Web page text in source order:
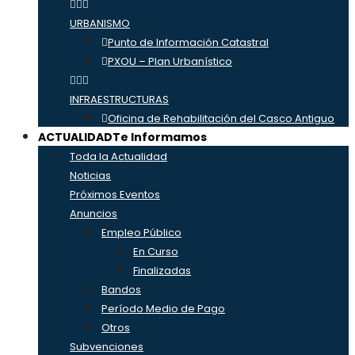
URBANISMO
Punto de Información Catastral
PXOU – Plan Urbanístico
INFRAESTRUCTURAS
Oficina de Rehabilitación del Casco Antiguo
ACTUALIDADTe Informamos
Toda la Actualidad
Noticias
Próximos Eventos
Anuncios
Empleo Público
En Curso
Finalizadas
Bandos
Período Medio de Pago
Otros
Subvenciones